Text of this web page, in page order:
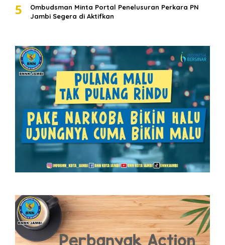
5
Ombudsman Minta Portal Penelusuran Perkara PN
Jambi Segera di Aktifkan